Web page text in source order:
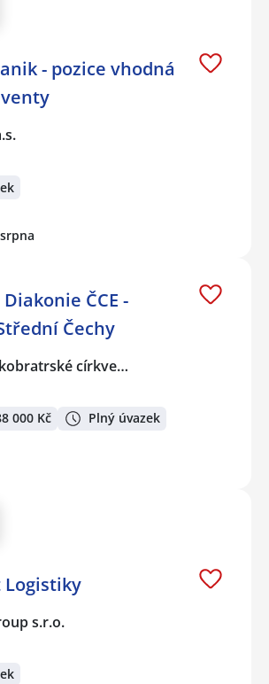
- pozice vhodná
ČCE -
Čechy
církve…
000 Kč Plný úvazek
s.r.o.